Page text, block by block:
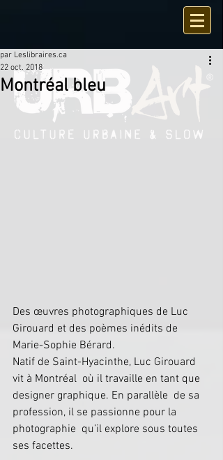
Montréal bleu
par Leslibraires.ca
22 oct. 2018
Des œuvres photographiques de Luc
Girouard et des poèmes inédits de
Marie-Sophie Bérard.
Natif de Saint-Hyacinthe, Luc Girouard
vit à Montréal  où il travaille en tant que
designer graphique. En parallèle  de sa
profession, il se passionne pour la
photographie  qu’il explore sous toutes
ses facettes.